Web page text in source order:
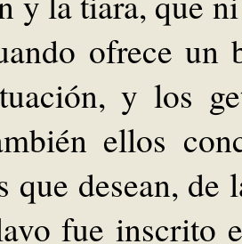
ofrece un
y los
ellos
que desean,
fue inscrito